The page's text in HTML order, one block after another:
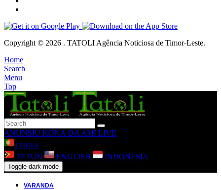
Copyright © 2026 . TATOLI Agência Noticiosa de Timor-Leste.
Home
Search
Menu
Top
ANUNSIU KONA-BA AMI LIVE
LINGUA
TETUN ENGLISH INDONESIA
Toggle dark mode
VARANDA